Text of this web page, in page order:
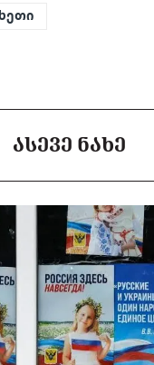
ᲐᲡᲔᲕᲔ ᲜᲐᲮᲔ